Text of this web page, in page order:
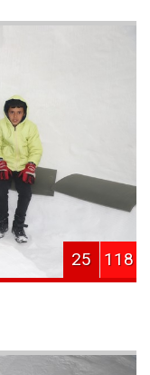
25 118